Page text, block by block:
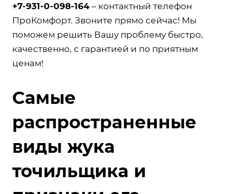
+7-931-0-098-164 – контактный телефон
ПроКомфорт. Звоните прямо сейчас! Мы
поможем решить Вашу проблему быстро,
качественно, с гарантией и по приятным
ценам!
Самые
распространенные
виды жука
точильщика и